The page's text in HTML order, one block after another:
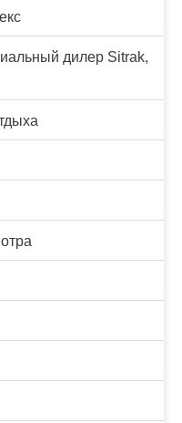
дилер Sitrak,